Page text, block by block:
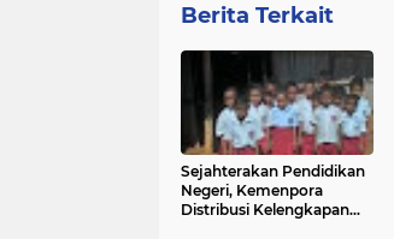
Berita Terkait
Sejahterakan Pendidikan
Negeri, Kemenpora
Distribusi Kelengkapan